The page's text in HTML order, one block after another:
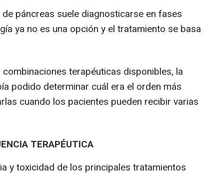
páncreas suele diagnosticarse en fases
ya no es una opción y el tratamiento se basa
terapéuticas disponibles, la
podido determinar cuál era el orden más
cuando los pacientes pueden recibir varias
TERAPÉUTICA
y toxicidad de los principales tratamientos